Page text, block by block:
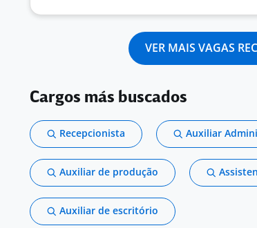
VER MAIS VAGAS
Cargos más buscados
Recepcionista Auxiliar
Auxiliar de produção
Auxiliar de escritório